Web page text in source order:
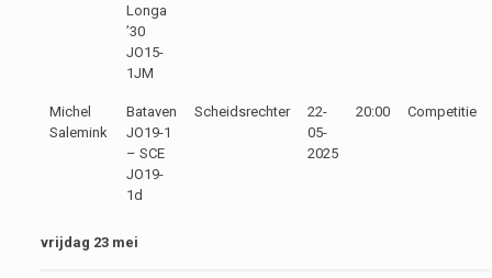
Longa
’30
JO15-
1JM
Michel
Salemink
Bataven
JO19-1
– SCE
JO19-
1d
Scheidsrechter
22-
05-
2025
20:00 Competitie
vrijdag 23 mei